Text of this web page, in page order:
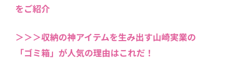
をご紹介
＞＞＞収納の神アイテムを生み出す山崎実業の
「ゴミ箱」が人気の理由はこれだ！